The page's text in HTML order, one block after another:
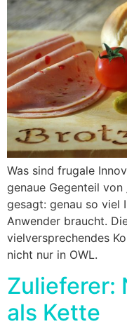
Was sind frugale
genaue Gegenteil von
gesagt: genau so viel
Anwender braucht.
vielversprechendes
nicht nur in OWL.
Zulieferer:
als Kette